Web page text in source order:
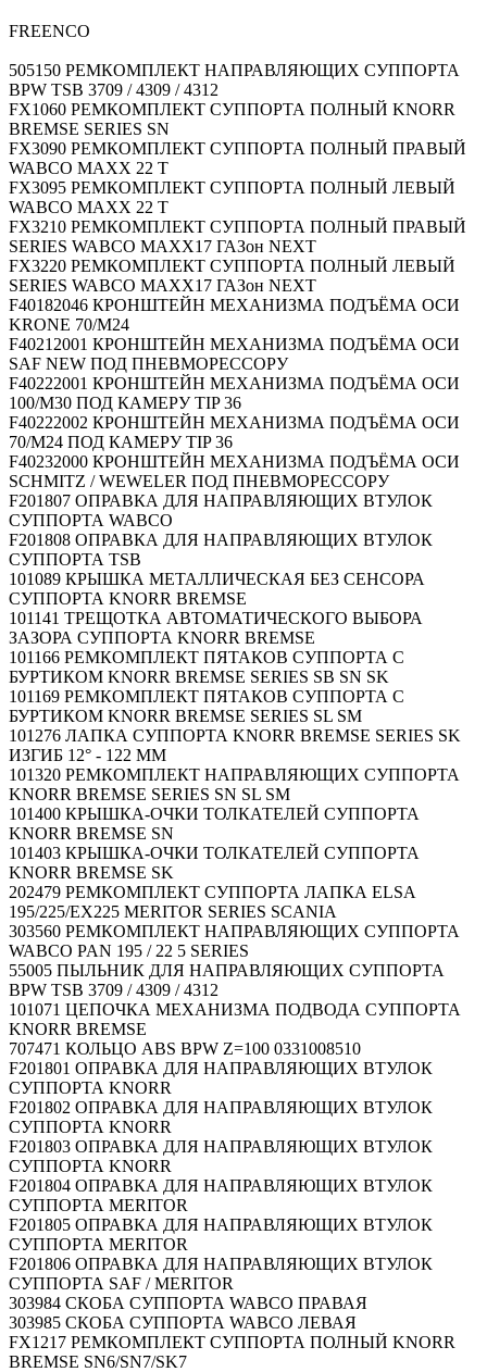
FREENCO
505150 РЕМКОМПЛЕКТ НАПРАВЛЯЮЩИХ СУППОРТА
BPW TSB 3709 / 4309 / 4312
FX1060 РЕМКОМПЛЕКТ СУППОРТА ПОЛНЫЙ KNORR
BREMSE SERIES SN
FX3090 РЕМКОМПЛЕКТ СУППОРТА ПОЛНЫЙ ПРАВЫЙ
WABCO MAXX 22 T
FX3095 РЕМКОМПЛЕКТ СУППОРТА ПОЛНЫЙ ЛЕВЫЙ
WABCO MAXX 22 T
FX3210 РЕМКОМПЛЕКТ СУППОРТА ПОЛНЫЙ ПРАВЫЙ
SERIES WABCO MAXX17 ГАЗон NEXT
FX3220 РЕМКОМПЛЕКТ СУППОРТА ПОЛНЫЙ ЛЕВЫЙ
SERIES WABCO MAXX17 ГАЗон NEXT
F40182046 КРОНШТЕЙН МЕХАНИЗМА ПОДЪЁМА ОСИ
KRONE 70/M24
F40212001 КРОНШТЕЙН МЕХАНИЗМА ПОДЪЁМА ОСИ
SAF NEW ПОД ПНЕВМОРЕССОРУ
F40222001 КРОНШТЕЙН МЕХАНИЗМА ПОДЪЁМА ОСИ
100/M30 ПОД КАМЕРУ TIP 36
F40222002 КРОНШТЕЙН МЕХАНИЗМА ПОДЪЁМА ОСИ
70/M24 ПОД КАМЕРУ TIP 36
F40232000 КРОНШТЕЙН МЕХАНИЗМА ПОДЪЁМА ОСИ
SCHMITZ / WEWELER ПОД ПНЕВМОРЕССОРУ
F201807 ОПРАВКА ДЛЯ НАПРАВЛЯЮЩИХ ВТУЛОК
СУППОРТА WABCO
F201808 ОПРАВКА ДЛЯ НАПРАВЛЯЮЩИХ ВТУЛОК
СУППОРТА TSB
101089 КРЫШКА МЕТАЛЛИЧЕСКАЯ БЕЗ СЕНСОРА
СУППОРТА KNORR BREMSE
101141 ТРЕЩОТКА АВТОМАТИЧЕСКОГО ВЫБОРА
ЗАЗОРА СУППОРТА KNORR BREMSE
101166 РЕМКОМПЛЕКТ ПЯТАКОВ СУППОРТА С
БУРТИКОМ KNORR BREMSE SERIES SB SN SK
101169 РЕМКОМПЛЕКТ ПЯТАКОВ СУППОРТА С
БУРТИКОМ KNORR BREMSE SERIES SL SM
101276 ЛАПКА СУППОРТА KNORR BREMSE SERIES SK
ИЗГИБ 12° - 122 MM
101320 РЕМКОМПЛЕКТ НАПРАВЛЯЮЩИХ СУППОРТА
KNORR BREMSE SERIES SN SL SM
101400 КРЫШКА-ОЧКИ ТОЛКАТЕЛЕЙ СУППОРТА
KNORR BREMSE SN
101403 КРЫШКА-ОЧКИ ТОЛКАТЕЛЕЙ СУППОРТА
KNORR BREMSE SK
202479 РЕМКОМПЛЕКТ СУППОРТА ЛАПКА ELSA
195/225/EX225 MERITOR SERIES SCANIA
303560 РЕМКОМПЛЕКТ НАПРАВЛЯЮЩИХ СУППОРТА
WABCO PAN 195 / 22 5 SERIES
55005 ПЫЛЬНИК ДЛЯ НАПРАВЛЯЮЩИХ СУППОРТА
BPW TSB 3709 / 4309 / 4312
101071 ЦЕПОЧКА МЕХАНИЗМА ПОДВОДА СУППОРТА
KNORR BREMSE
707471 КОЛЬЦО ABS BPW Z=100 0331008510
F201801 ОПРАВКА ДЛЯ НАПРАВЛЯЮЩИХ ВТУЛОК
СУППОРТА KNORR
F201802 ОПРАВКА ДЛЯ НАПРАВЛЯЮЩИХ ВТУЛОК
СУППОРТА KNORR
F201803 ОПРАВКА ДЛЯ НАПРАВЛЯЮЩИХ ВТУЛОК
СУППОРТА KNORR
F201804 ОПРАВКА ДЛЯ НАПРАВЛЯЮЩИХ ВТУЛОК
СУППОРТА MERITOR
F201805 ОПРАВКА ДЛЯ НАПРАВЛЯЮЩИХ ВТУЛОК
СУППОРТА MERITOR
F201806 ОПРАВКА ДЛЯ НАПРАВЛЯЮЩИХ ВТУЛОК
СУППОРТА SAF / MERITOR
303984 СКОБА СУППОРТА WABCO ПРАВАЯ
303985 СКОБА СУППОРТА WABCO ЛЕВАЯ
FX1217 РЕМКОМПЛЕКТ СУППОРТА ПОЛНЫЙ KNORR
BREMSE SN6/SN7/SK7